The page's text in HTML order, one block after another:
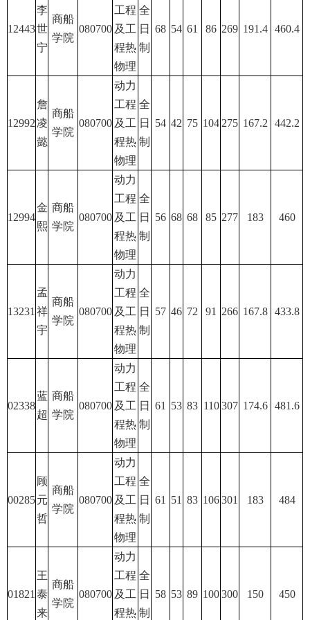
12443
李
世
宁
商船
学院
080700
工程
及工
程热
物理
全
日
制
68 54 61 86 269 191.4 460.4
12992
詹
凌
懿
商船
学院
080700
动力
工程
及工
程热
物理
全
日
制
54 42 75 104 275 167.2 442.2
12994
金
熙
商船
学院
080700
动力
工程
及工
程热
物理
全
日
制
56 68 68 85 277 183 460
13231
孟
祥
宇
商船
学院
080700
动力
工程
及工
程热
物理
全
日
制
57 46 72 91 266 167.8 433.8
02338
蓝
超
商船
学院
080700
动力
工程
及工
程热
物理
全
日
制
61 53 83 110 307 174.6 481.6
00285
顾
元
哲
商船
学院
080700
动力
工程
及工
程热
物理
全
日
制
61 51 83 106301 183 484
01821
王
泰
来
商船
学院
080700
动力
工程
及工
程热
全
日
制
58 53 89 100300 150 450